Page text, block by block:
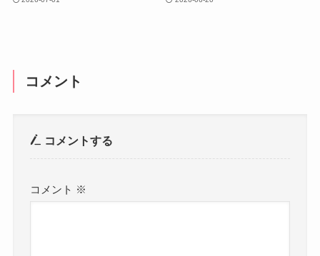
コメント
コメントする
コメント ※